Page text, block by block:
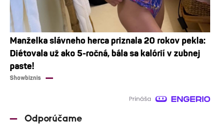
Manželka slávneho herca priznala 20 rokov pekla:
Diétovala už ako 5-ročná, bála sa kalórií v zubnej
paste!
Showbiznis
Odporúčame